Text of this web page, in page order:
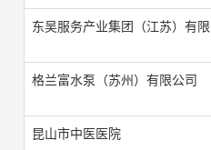
东吴服务产业集团（江苏）有
格兰富水泵（苏州）有限公司
昆山市中医医院